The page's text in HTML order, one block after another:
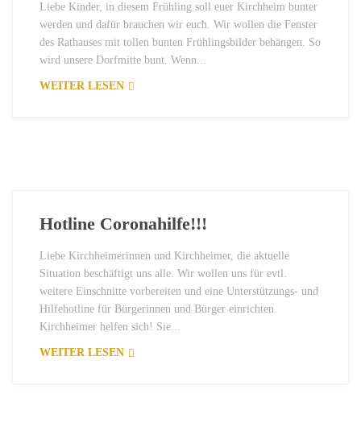
Liebe Kinder, in diesem Frühling soll euer Kirchheim bunter
werden und dafür brauchen wir euch. Wir wollen die Fenster
des Rathauses mit tollen bunten Frühlingsbilder behängen. So
wird unsere Dorfmitte bunt. Wenn...
WEITER LESEN
Hotline Coronahilfe!!!
Liebe Kirchheimerinnen und Kirchheimer, die aktuelle
Situation beschäftigt uns alle. Wir wollen uns für evtl.
weitere Einschnitte vorbereiten und eine Unterstützungs- und
Hilfehotline für Bürgerinnen und Bürger einrichten.
Kirchheimer helfen sich! Sie...
WEITER LESEN